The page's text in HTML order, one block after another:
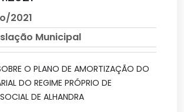
2021
Municipal
O PLANO DE AMORTIZAÇÃO DO
DO REGIME PRÓPRIO DE
DE ALHANDRA